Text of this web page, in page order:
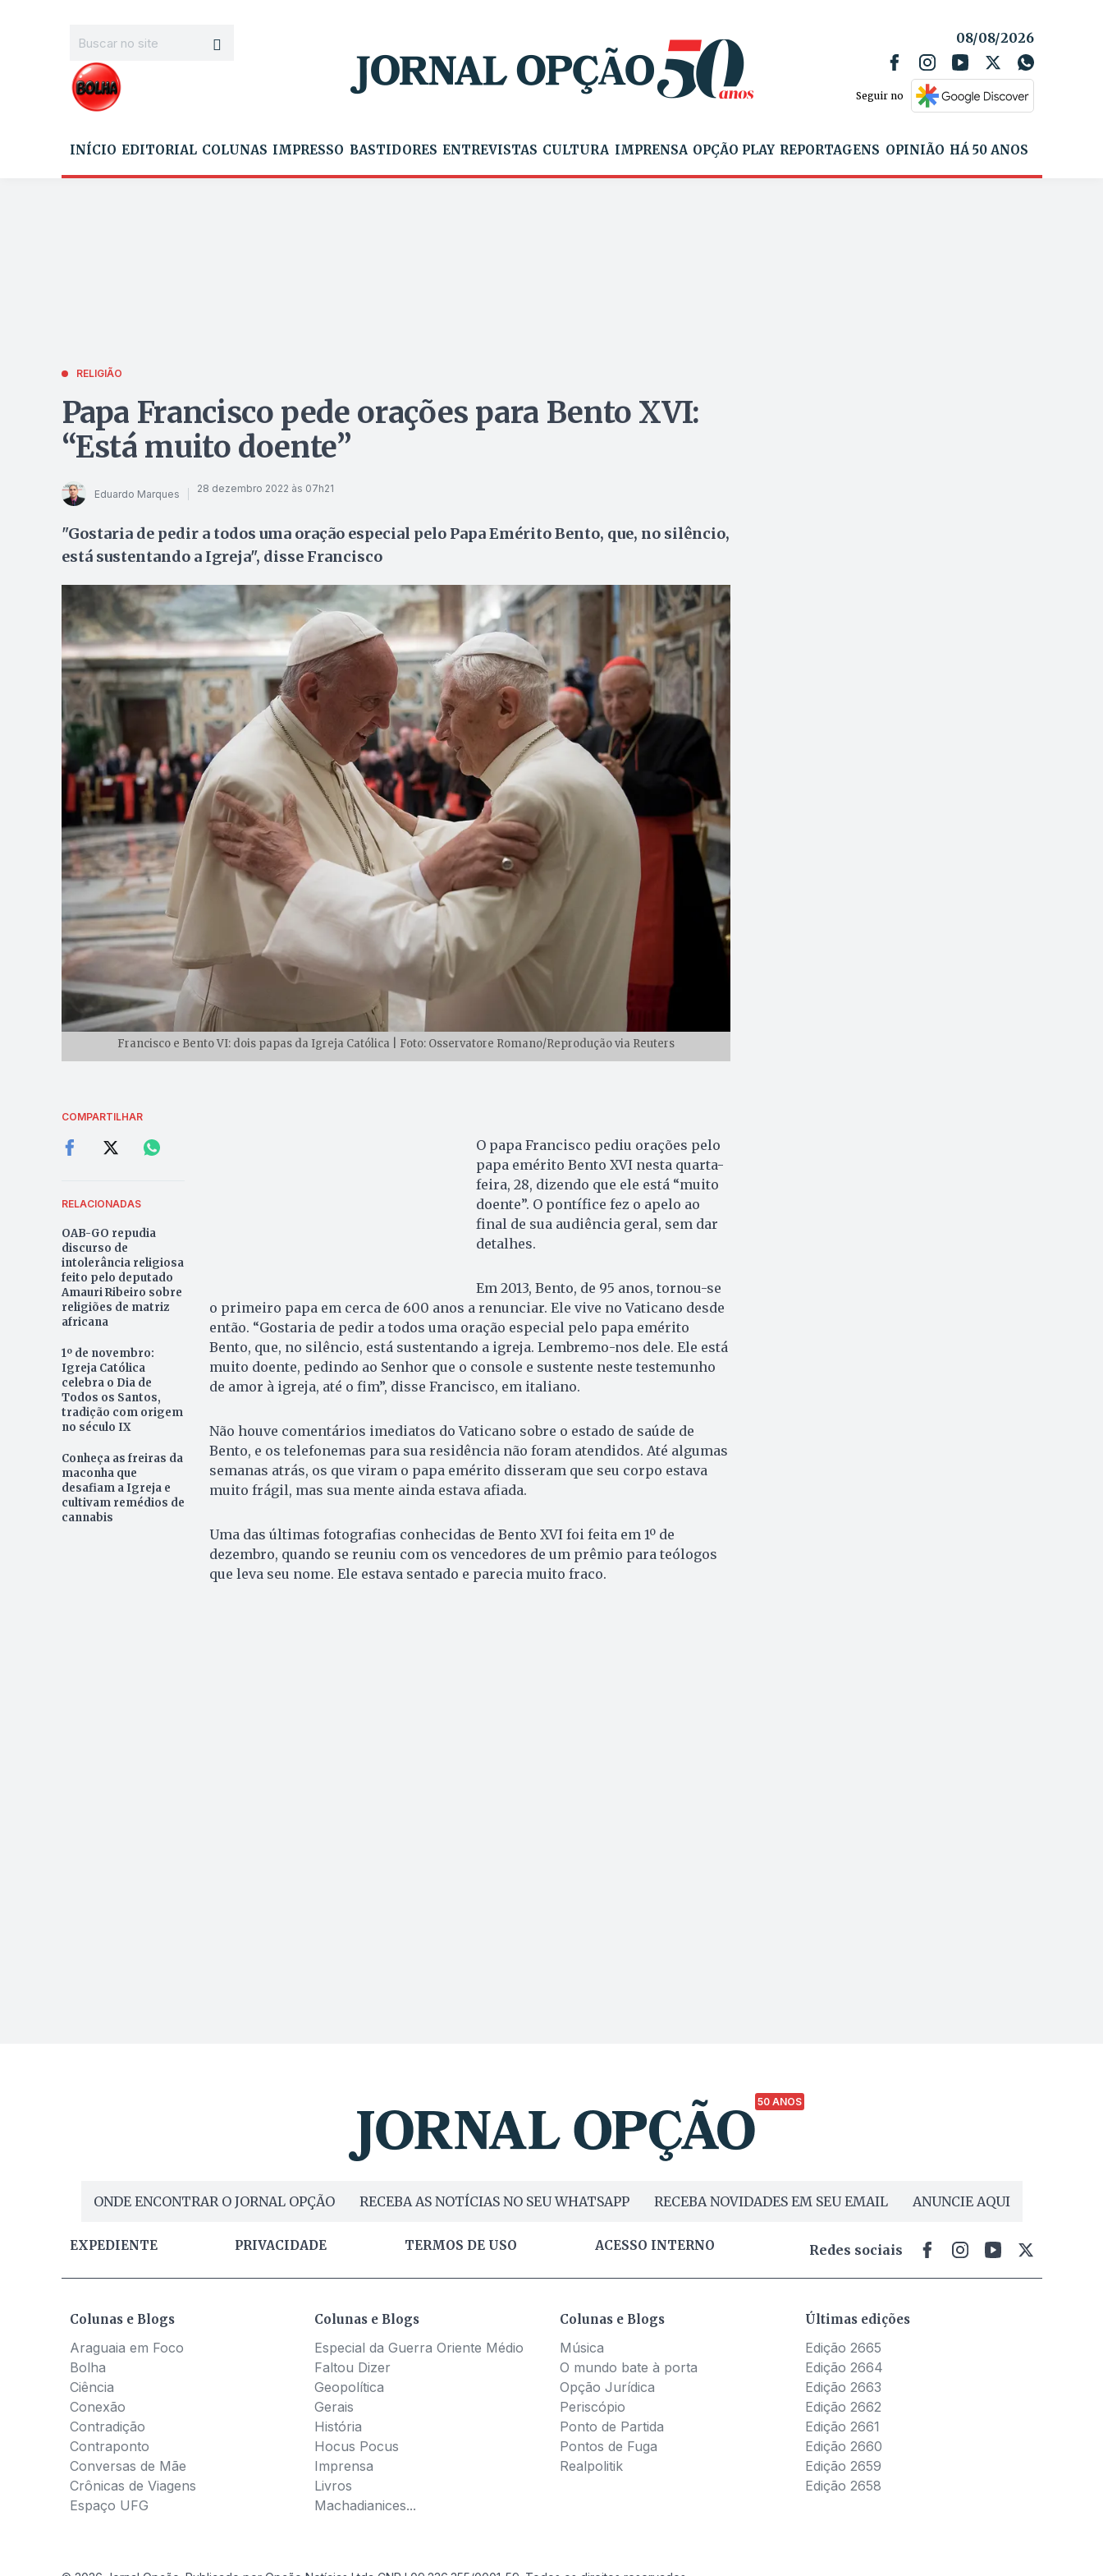
08/08/2026
Seguir no
INÍCIO EDITORIAL COLUNAS IMPRESSO BASTIDORES ENTREVISTAS CULTURA IMPRENSA OPÇÃO PLAY REPORTAGENS OPINIÃO HÁ 50 ANOS
RELIGIÃO
Papa Francisco pede orações para Bento XVI:
“Está muito doente”
Eduardo Marques 28 dezembro 2022 às 07h21
"Gostaria de pedir a todos uma oração especial pelo Papa Emérito Bento, que, no silêncio,
está sustentando a Igreja", disse Francisco
Francisco e Bento VI: dois papas da Igreja Católica | Foto: Osservatore Romano/Reprodução via Reuters
COMPARTILHAR
RELACIONADAS
OAB-GO repudia
discurso de
intolerância religiosa
feito pelo deputado
Amauri Ribeiro sobre
religiões de matriz
africana
1º de novembro:
Igreja Católica
celebra o Dia de
Todos os Santos,
tradição com origem
no século IX
Conheça as freiras da
maconha que
desafiam a Igreja e
cultivam remédios de
cannabis
O papa Francisco pediu orações pelo
papa emérito Bento XVI nesta quarta-
feira, 28, dizendo que ele está “muito
doente”. O pontífice fez o apelo ao
final de sua audiência geral, sem dar
detalhes.
Em 2013, Bento, de 95 anos, tornou-se
o primeiro papa em cerca de 600 anos a renunciar. Ele vive no Vaticano desde
então. “Gostaria de pedir a todos uma oração especial pelo papa emérito
Bento, que, no silêncio, está sustentando a igreja. Lembremo-nos dele. Ele está
muito doente, pedindo ao Senhor que o console e sustente neste testemunho
de amor à igreja, até o fim”, disse Francisco, em italiano.
Não houve comentários imediatos do Vaticano sobre o estado de saúde de
Bento, e os telefonemas para sua residência não foram atendidos. Até algumas
semanas atrás, os que viram o papa emérito disseram que seu corpo estava
muito frágil, mas sua mente ainda estava afiada.
Uma das últimas fotografias conhecidas de Bento XVI foi feita em 1º de
dezembro, quando se reuniu com os vencedores de um prêmio para teólogos
que leva seu nome. Ele estava sentado e parecia muito fraco.
50 ANOS
ONDE ENCONTRAR O JORNAL OPÇÃO RECEBA AS NOTÍCIAS NO SEU WHATSAPP RECEBA NOVIDADES EM SEU EMAIL ANUNCIE AQUI
EXPEDIENTE PRIVACIDADE TERMOS DE USO ACESSO INTERNO Redes sociais
Colunas e Blogs
Araguaia em Foco
Bolha
Ciência
Conexão
Contradição
Contraponto
Conversas de Mãe
Crônicas de Viagens
Espaço UFG
Colunas e Blogs
Especial da Guerra Oriente Médio
Faltou Dizer
Geopolítica
Gerais
História
Hocus Pocus
Imprensa
Livros
Machadianices...
Colunas e Blogs
Música
O mundo bate à porta
Opção Jurídica
Periscópio
Ponto de Partida
Pontos de Fuga
Realpolitik
Últimas edições
Edição 2665
Edição 2664
Edição 2663
Edição 2662
Edição 2661
Edição 2660
Edição 2659
Edição 2658